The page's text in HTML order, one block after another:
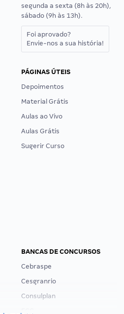
segunda a sexta (8h às 20h),
sábado (9h às 13h).
Foi aprovado?
Envie-nos a sua história!
PÁGINAS ÚTEIS
Depoimentos
Material Grátis
Aulas ao Vivo
Aulas Grátis
Sugerir Curso
BANCAS DE CONCURSOS
Cebraspe
Cesgranrio
Consulplan